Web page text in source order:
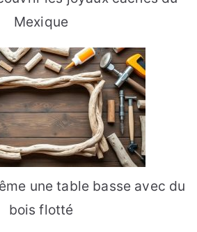
Mexique
une table basse avec du
bois flotté